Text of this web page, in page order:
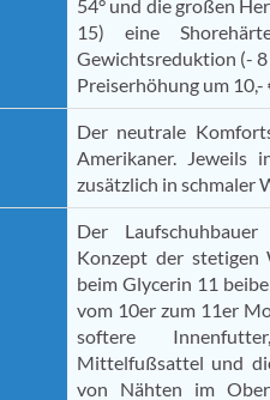
54° und die großen
15) eine
Gewichtsreduktion (- 8
Preiserhöhung um 10,-
Der neutrale
Amerikaner. Jeweils
zusätzlich in schmaler
Der
Konzept der stetigen
beim Glycerin 11
vom 10er zum 11er
softere
Mittelfußsattel und
von Nähten im